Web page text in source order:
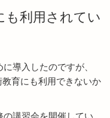
も利用されてい
導入したのですが、
育にも利用できないか